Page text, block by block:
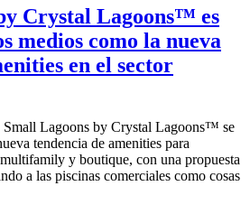
Crystal Lagoons™ es
medios como la nueva
en el sector
Small Lagoons by Crystal Lagoons™ se
tendencia de amenities para
y boutique, con una propuesta
a las piscinas comerciales como cosas